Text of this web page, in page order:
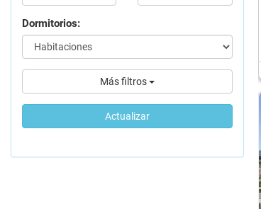
Dormitorios:
Más filtros
Actualizar